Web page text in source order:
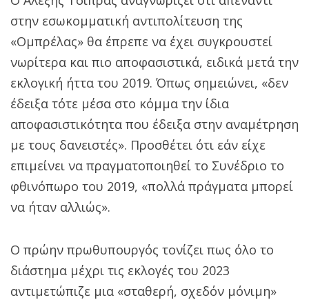
στην εσωκομματική αντιπολίτευση της
«Ομπρέλας» θα έπρεπε να έχει συγκρουστεί
νωρίτερα και πιο αποφασιστικά, ειδικά μετά την
εκλογική ήττα του 2019. Όπως σημειώνει, «δεν
έδειξα τότε μέσα στο κόμμα την ίδια
αποφασιστικότητα που έδειξα στην αναμέτρηση
με τους δανειστές». Προσθέτει ότι εάν είχε
επιμείνει να πραγματοποιηθεί το Συνέδριο το
φθινόπωρο του 2019, «πολλά πράγματα μπορεί
να ήταν αλλιώς».
Ο πρώην πρωθυπουργός τονίζει πως όλο το
διάστημα μέχρι τις εκλογές του 2023
αντιμετώπιζε μια «σταθερή, σχεδόν μόνιμη»